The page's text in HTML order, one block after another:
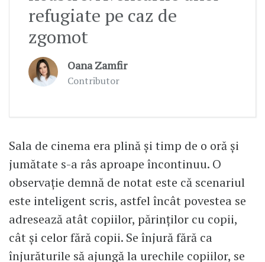
refugiate pe caz de
zgomot
Oana Zamfir
Contributor
Sala de cinema era plină și timp de o oră și
jumătate s-a râs aproape încontinuu. O
observație demnă de notat este că scenariul
este inteligent scris, astfel încât povestea se
adresează atât copiilor, părinților cu copii,
cât și celor fără copii. Se înjură fără ca
înjurăturile să ajungă la urechile copiilor, se